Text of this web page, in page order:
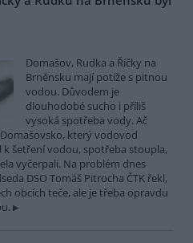
Domašov, Rudka a Říčky na
Brněnsku mají potíže s pitnou
vodou. Důvodem je
dlouhodobé sucho i příliš
vysoká spotřeba vody. Ač
který vodovod
šetření vodou, spotřeba stoupla,
vyčerpali. Na problém dnes
DSO Tomáš Pitrocha ČTK řekl,
obcích teče, ale je třeba opravdu